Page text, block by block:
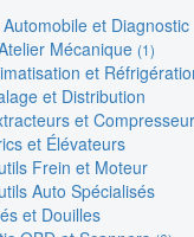
et Diagnostic
Mécanique (1)
et
et Distribution
et
et Élévateurs
Frein et Moteur
Auto Spécialisés
et Douilles